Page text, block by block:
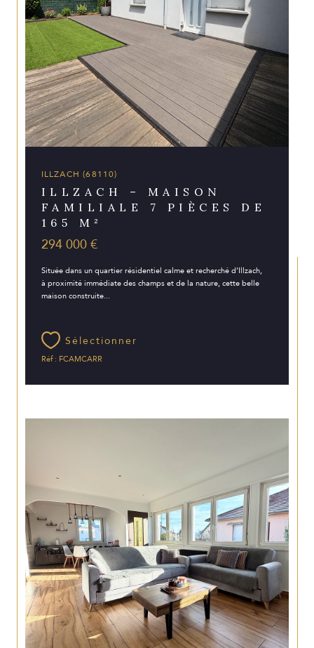
ILLZACH (68110)
ILLZACH – MAISON
FAMILIALE 7 PIÈCES DE
165 M²
294 000 €
Située dans un quartier résidentiel calme et recherché d’Illzach,
à proximité immédiate des champs et de la nature, cette belle
maison construite...
Sélectionner
Réf : FCAMCARR